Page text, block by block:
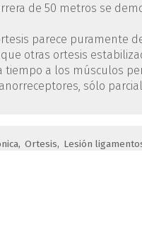
de 50 metros se
parece puramente
otras ortesis
tiempo a los músculos
sólo
Ortesis Lesión